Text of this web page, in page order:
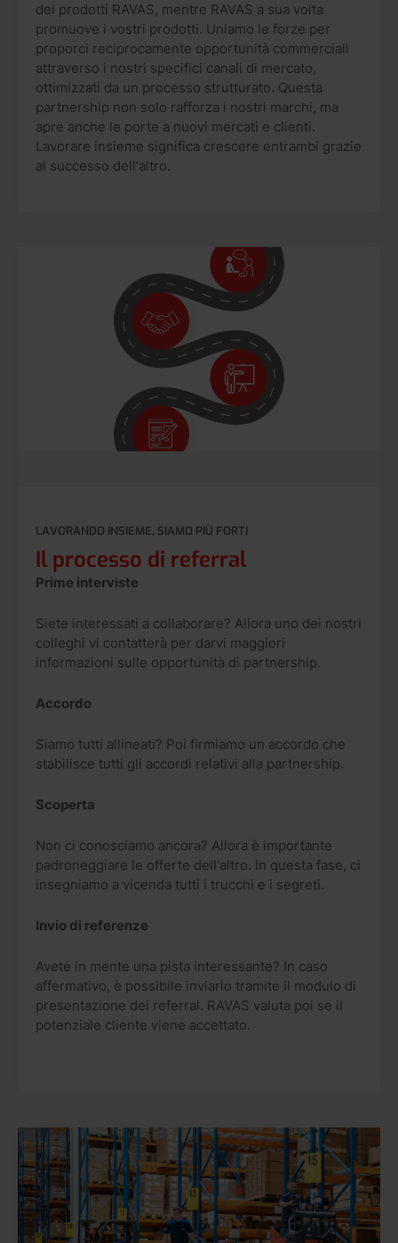
dei prodotti RAVAS, mentre RAVAS a sua volta
promuove i vostri prodotti. Uniamo le forze per
proporci reciprocamente opportunità commerciali
attraverso i nostri specifici canali di mercato,
ottimizzati da un processo strutturato. Questa
partnership non solo rafforza i nostri marchi, ma
apre anche le porte a nuovi mercati e clienti.
Lavorare insieme significa crescere entrambi grazie
al successo dell'altro.
LAVORANDO INSIEME, SIAMO PIÙ FORTI
Il processo di referral
Prime interviste
Siete interessati a collaborare? Allora uno dei nostri
colleghi vi contatterà per darvi maggiori
informazioni sulle opportunità di partnership.
Accordo
Siamo tutti allineati? Poi firmiamo un accordo che
stabilisce tutti gli accordi relativi alla partnership.
Scoperta
Non ci conosciamo ancora? Allora è importante
padroneggiare le offerte dell'altro. In questa fase, ci
insegniamo a vicenda tutti i trucchi e i segreti.
Invio di referenze
Avete in mente una pista interessante? In caso
affermativo, è possibile inviarlo tramite il modulo di
presentazione dei referral. RAVAS valuta poi se il
potenziale cliente viene accettato.